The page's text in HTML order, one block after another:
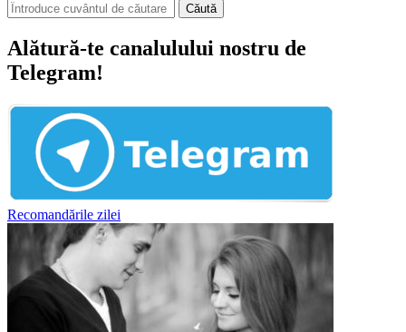
Căută
Alătură-te canalulului nostru de
Telegram!
Recomandările zilei